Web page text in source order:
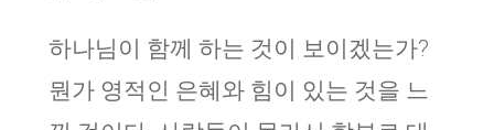
하나님이 함께 하는 것이 보이겠는가?
뭔가 영적인 은혜와 힘이 있는 것을 느